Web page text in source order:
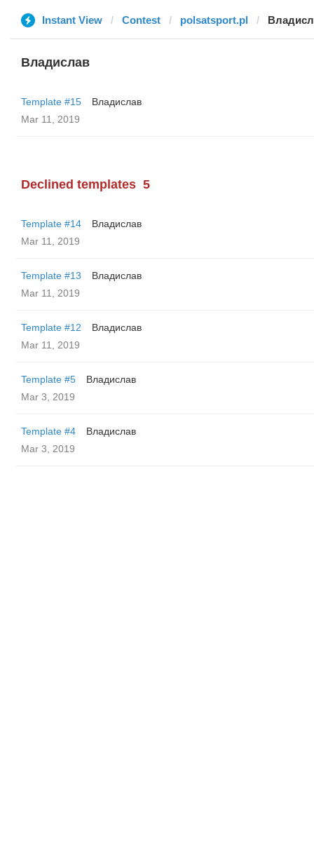
Instant View Contest polsatsport.pl
Владислав
Template #15
Владислав
Mar 11, 2019
Declined templates 5
Template #14
Владислав
Mar 11, 2019
Template #13
Владислав
Mar 11, 2019
Template #12
Владислав
Mar 11, 2019
Template #5
Владислав
Mar 3, 2019
Template #4
Владислав
Mar 3, 2019